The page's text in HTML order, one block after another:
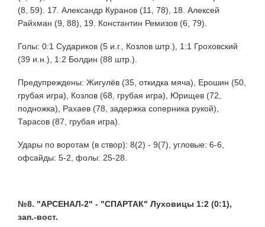
(8, 59). 17. Александр Куранов (11, 78), 18. Алексей
Райхман (9, 88), 19. Константин Ремизов (6, 79).
Голы: 0:1 Судариков (5 и.г., Козлов штр.), 1:1 Гроховский
(39 и.н.), 1:2 Болдин (88 штр.).
Предупреждены: Жигулёв (35, откидка мяча), Ерошин (50,
грубая игра), Козлов (68, грубая игра), Юрищев (72,
подножка), Рахаев (78, задержка соперника рукой),
Тарасов (87, грубая игра).
Удары по воротам (в створ): 8(2) - 9(7), угловые: 6-6,
офсайды: 5-2, фолы: 25-28.
№8. "АРСЕНАЛ-2" - "СПАРТАК" Луховицы 1:2 (0:1),
зап.-вост.